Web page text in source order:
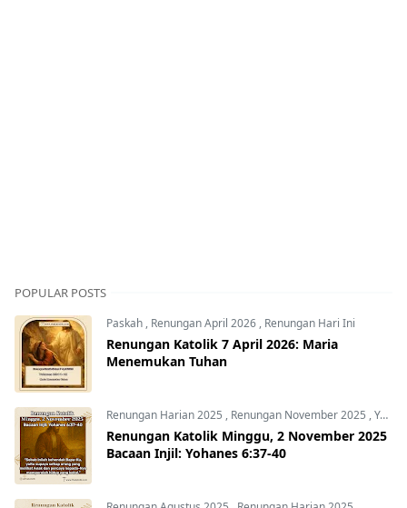
POPULAR POSTS
Paskah , Renungan April 2026 , Renungan Hari Ini
Renungan Katolik 7 April 2026: Maria
Menemukan Tuhan
Renungan Harian 2025 , Renungan November 2025 ,Yohanes 6:37-40
Renungan Katolik Minggu, 2 November 2025
Bacaan Injil: Yohanes 6:37-40